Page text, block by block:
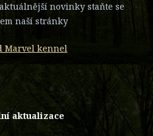
novinky staňte se
naší stránky
Marvel kennel
aktualizace